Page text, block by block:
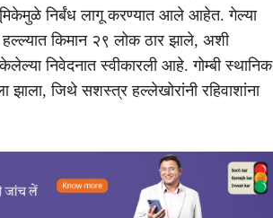
निर्बंध लागू करण्यात आले आहेत. गेल्या
हल्ल्यात किमान २९ लोक ठार झाले, अशी
निवेदनात स्वीकारली आहे. गोम्बी स्थानिक
झाला, जिथे सशस्त्र हल्लेखोरांनी रहिवाशांना